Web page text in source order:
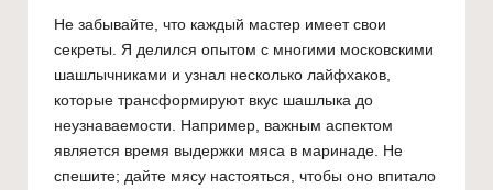
Не забывайте, что каждый мастер имеет свои
секреты. Я делился опытом с многими московскими
шашлычниками и узнал несколько лайфхаков,
которые трансформируют вкус шашлыка до
неузнаваемости. Например, важным аспектом
является время выдержки мяса в маринаде. Не
спешите; дайте мясу настояться, чтобы оно впитало